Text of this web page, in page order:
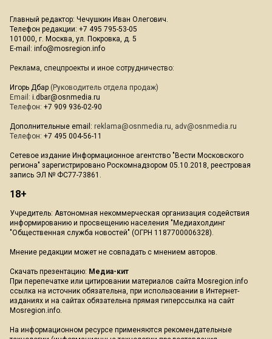
Главный редактор: Чечушкин Иван Олегович.
Телефон редакции: +7 495 795-53-05
101000, г. Москва, ул. Покровка, д. 5
E-mail: info@mosregion.info
Реклама, спецпроекты и иное сотрудничество:
Игорь Дбар (Руководитель отдела продаж)
Email: i.dbar@osnmedia.ru
Телефон: +7 909 936-02-90
Дополнительные email: reklama@osnmedia.ru, adv@osnmedia.ru
Телефон: +7 495 004-56-11
Сетевое издание Информационное агентство "Вести Московского
региона" зарегистрировано Роскомнадзором 05.10.2018, реестровая
запись ЭЛ № ФС77-73861.
18+
Учредитель: Автономная некоммерческая организация содействия
информированию и просвещению населения "Медиахолдинг
"Общественная служба новостей" (ОГРН 1187700006328).
Мнение редакции может не совпадать с мнением авторов.
Скачать презентацию: Медиа-кит
При перепечатке или цитировании материалов сайта Mosregion.info
ссылка на источник обязательна, при использовании в Интернет-
изданиях и на сайтах обязательна прямая гиперссылка на сайт
Mosregion.info.
На информационном ресурсе применяются рекомендательные